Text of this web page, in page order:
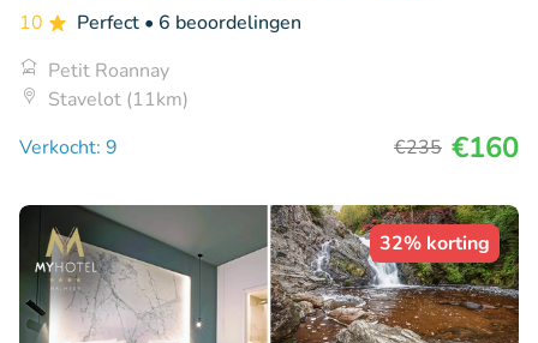
10 Perfect • 6 beoordelingen
Petit Roannay
Stavelot (11km)
Verkocht: 9
€235 €160
32% korting